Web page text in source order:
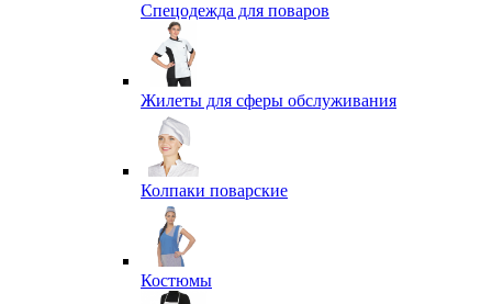
Спецодежда для поваров
Жилеты для сферы обслуживания
Колпаки поварские
Костюмы